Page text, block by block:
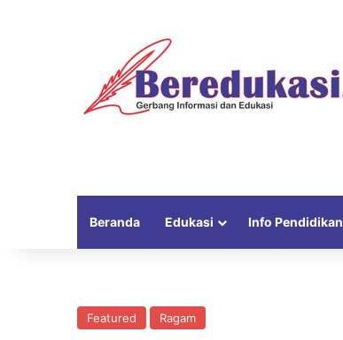
Beranda Edukasi Info Pendidikan
Featured Ragam